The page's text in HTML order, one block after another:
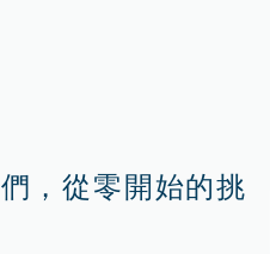
，從零開始的挑